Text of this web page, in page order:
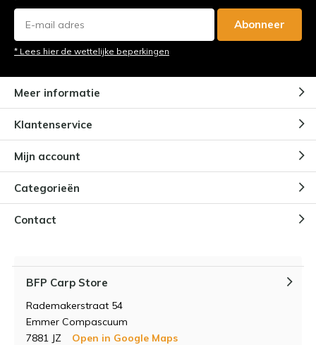
Abonneer
* Lees hier de wettelijke beperkingen
Meer informatie
Klantenservice
Mijn account
Categorieën
Contact
BFP Carp Store
Rademakerstraat 54
Emmer Compascuum
7881 JZ
Open in Google Maps